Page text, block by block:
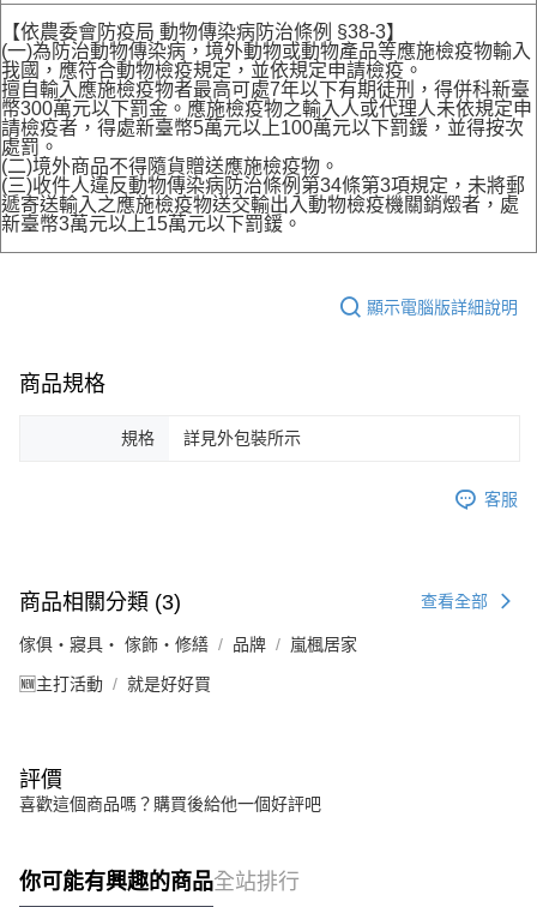
【依農委會防疫局 動物傳染病防治條例 §38-3】
(一)為防治動物傳染病，境外動物或動物產品等應施檢疫物輸入
我國，應符合動物檢疫規定，並依規定申請檢疫。
擅自輸入應施檢疫物者最高可處7年以下有期徒刑，得併科新臺
幣300萬元以下罰金。應施檢疫物之輸入人或代理人未依規定申
請檢疫者，得處新臺幣5萬元以上100萬元以下罰鍰，並得按次
處罰。
(二)境外商品不得隨貨贈送應施檢疫物。
(三)收件人違反動物傳染病防治條例第34條第3項規定，未將郵
遞寄送輸入之應施檢疫物送交輸出入動物檢疫機關銷燬者，處
新臺幣3萬元以上15萬元以下罰鍰。
顯示電腦版詳細說明
商品規格
規格 詳見外包裝所示
客服
商品相關分類 (3) 查看全部
傢俱・寢具・ 傢飾・修繕 品牌 嵐楓居家
🆕主打活動 就是好好買
評價
喜歡這個商品嗎？購買後給他一個好評吧
你可能有興趣的商品全站排行